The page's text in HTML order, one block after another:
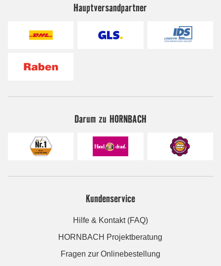
Hauptversandpartner
Darum zu HORNBACH
Kundenservice
Hilfe & Kontakt (FAQ)
HORNBACH Projektberatung
Fragen zur Onlinebestellung